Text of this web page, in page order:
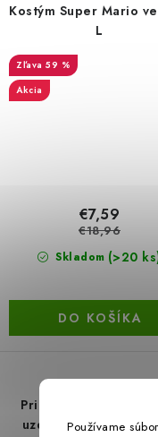
Používame
Kostým Super Mario
L
59 %
Akcia
Skladom (>20
€7,59
€18,96
DO KOŠÍKA
Prianie s obálkou,
uzdravenie, mix